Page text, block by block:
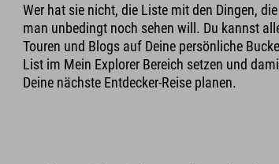
Wer hat sie nicht, die Liste mit den Dingen, die
man unbedingt noch sehen will. Du kannst
Touren und Blogs auf Deine persönliche
List im Mein Explorer Bereich setzen und
Deine nächste Entdecker-Reise planen.